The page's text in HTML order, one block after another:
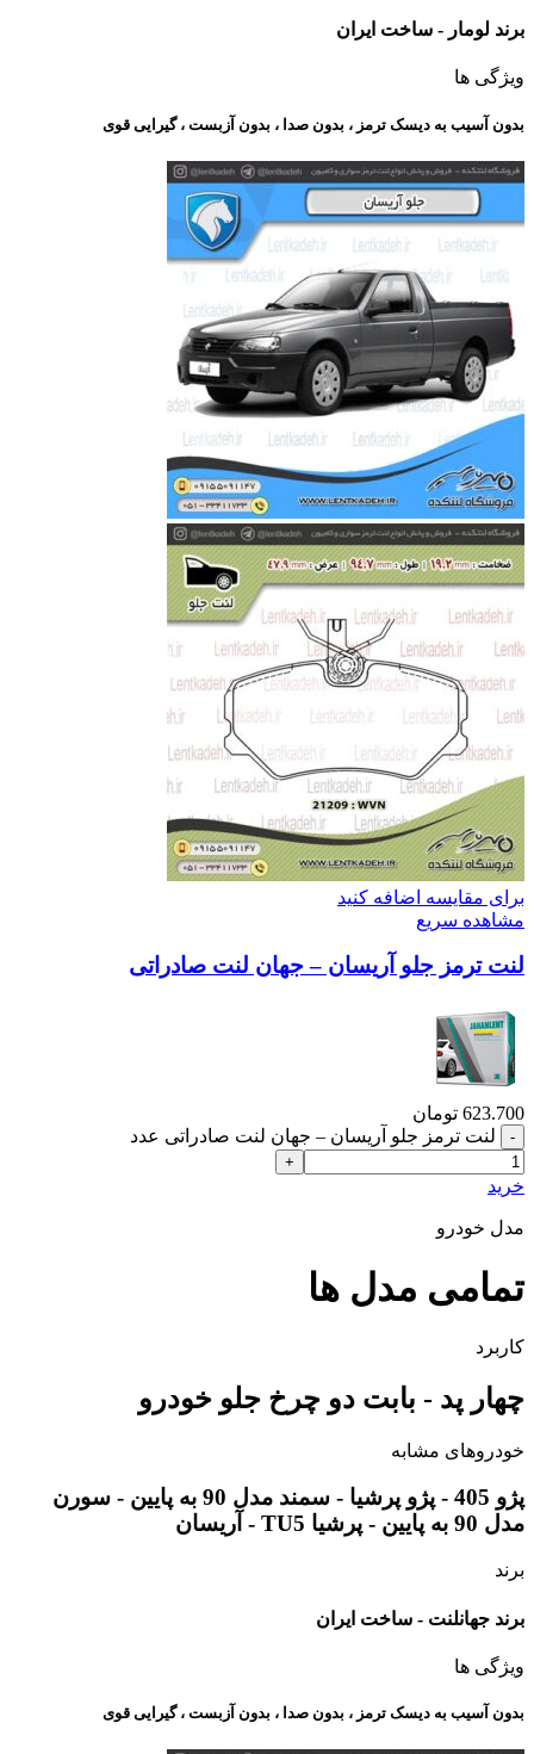
برند لومار - ساخت ایران
ویژگی ها
بدون آسیب به دیسک ترمز ، بدون صدا ، بدون آزبست ، گیرایی قوی​
برای مقایسه اضافه کنید
مشاهده سریع
لنت ترمز جلو آریسان – جهان لنت صادراتی
623.700 تومان
لنت ترمز جلو آریسان – جهان لنت صادراتی عدد
خرید
مدل خودرو
تمامی مدل ها
کاربرد
چهار پد - بابت دو چرخ جلو خودرو
خودروهای مشابه
پژو 405 - پژو پرشیا - سمند مدل 90 به پایین - سورن
مدل 90 به پایین - پرشیا TU5 - آریسان
برند
برند جهانلنت - ساخت ایران
ویژگی ها
بدون آسیب به دیسک ترمز ، بدون صدا ، بدون آزبست ، گیرایی قوی​